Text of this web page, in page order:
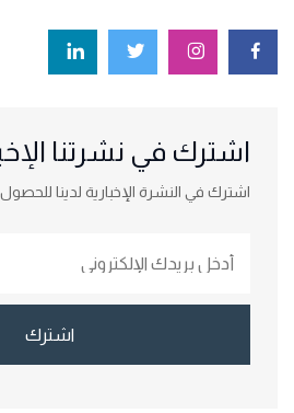
اشترك في نشرتنا
اشترك في النشرة الإخبارية لدينا
اشترك